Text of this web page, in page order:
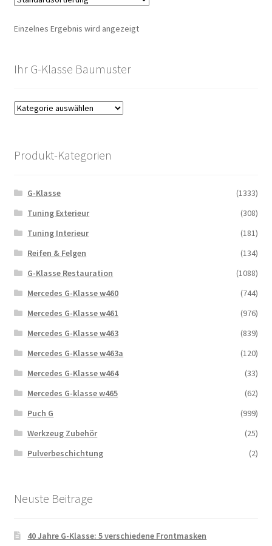
Einzelnes Ergebnis wird angezeigt
Ihr G-Klasse Baumuster
Produkt-Kategorien
G-Klasse
(1333)
Tuning Exterieur
(308)
Tuning Interieur
(181)
Reifen & Felgen
(134)
G-Klasse Restauration
(1088)
Mercedes G-Klasse w460
(744)
Mercedes G-Klasse w461
(976)
Mercedes G-Klasse w463
(839)
Mercedes G-Klasse w463a
(120)
Mercedes G-Klasse w464
(33)
Mercedes G-klasse w465
(62)
Puch G
(999)
Werkzeug Zubehör
(25)
Pulverbeschichtung
(2)
Neuste Beitrage
40 Jahre G-Klasse: 5 verschiedene Frontmasken